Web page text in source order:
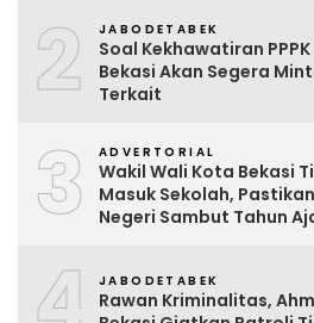
2 JABODETABEK
Soal Kekhawatiran
Bekasi Akan Segera
Terkait
3 ADVERTORIAL
Wakil Wali Kota Bekasi
Masuk Sekolah,
Negeri Sambut Tahun
JABODETABEK
Rawan Kriminalitas,